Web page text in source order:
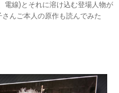
電線)とそれに溶け込む登場人物が
んご本人の原作も読んでみた